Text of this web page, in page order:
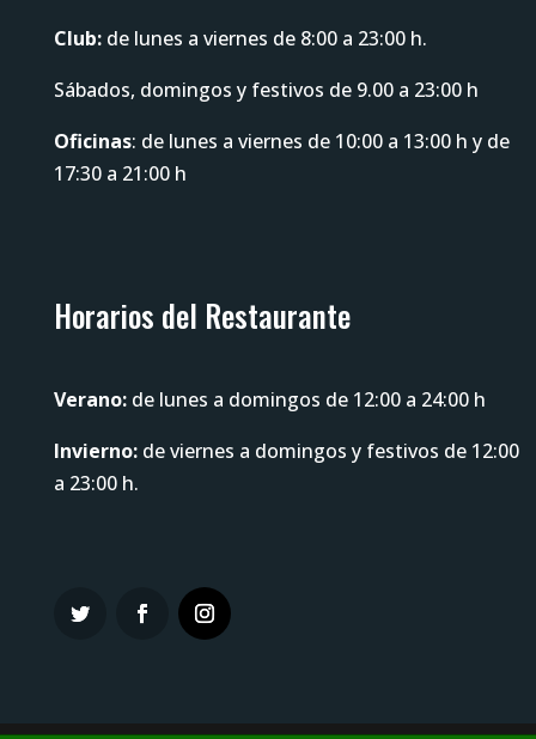
Club: de lunes a viernes de 8:00 a 23:00 h.
Sábados, domingos y festivos de 9.00 a 23:00 h
Oficinas: de lunes a viernes de 10:00 a 13:00 h y de
17:30 a 21:00 h
Horarios del Restaurante
Verano:de lunes a domingos de 12:00 a 24:00 h
Invierno:de viernes a domingos y festivos de 12:00
a 23:00 h.